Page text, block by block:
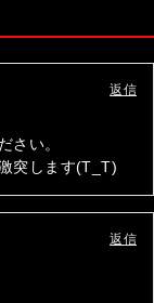
さい。
突します(T_T)
返信
返信